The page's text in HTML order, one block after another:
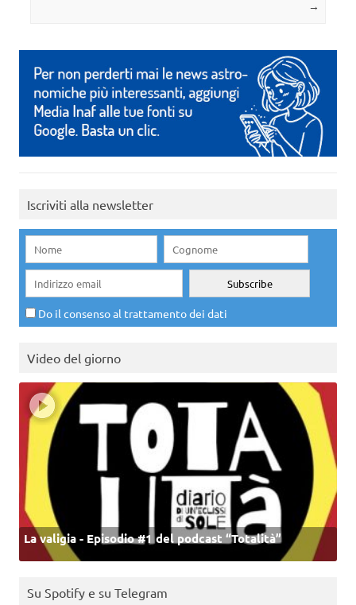
→
Iscriviti alla newsletter
Do il consenso al trattamento dei dati
Video del giorno
La valigia - Episodio #1 del podcast “Totalità”
Su Spotify e su Telegram